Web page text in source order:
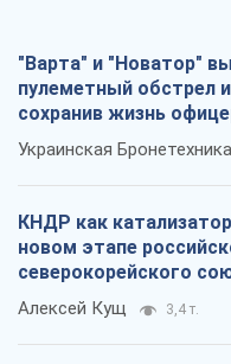
"Варта" и "Новатор"
пулеметный обстрел
сохранив жизнь
Украинская Бронетехника
КНДР как
новом этапе
северокорейского
Алексей Кущ 3,4 т.